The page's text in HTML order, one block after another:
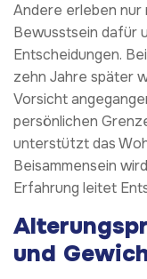
Andere erleben nur
Bewusstsein dafür
Entscheidungen.
zehn Jahre später
Vorsicht
persönlichen
unterstützt das
Beisammensein
Erfahrung leitet
und